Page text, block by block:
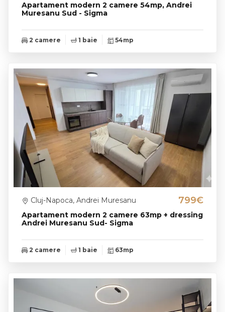
Apartament modern 2 camere 54mp, Andrei
Muresanu Sud - Sigma
2 camere 1 baie 54mp
Apartament modern 2 camere 63mp + dressing
Andrei Muresanu Sud- Sigma
Cluj-Napoca, Andrei Muresanu 799€
2 camere 1 baie 63mp